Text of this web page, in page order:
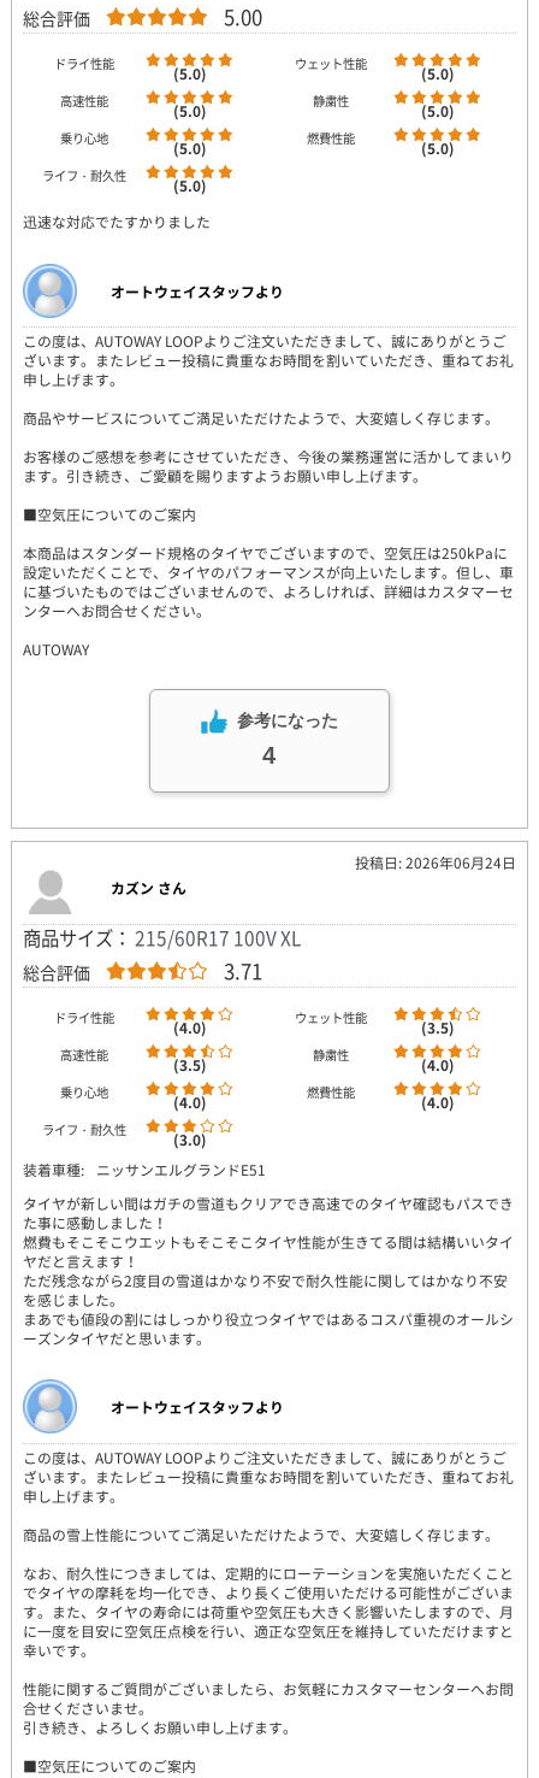
総合評価 5.00
ドライ性能 (5.0) ウェット性能 (5.0)
高速性能 (5.0) 静粛性 (5.0)
乗り心地 (5.0) 燃費性能 (5.0)
ライフ・耐久性
(5.0)
迅速な対応でたすかりました
オートウェイスタッフより
この度は、AUTOWAY LOOPよりご注文いただきまして、誠にありがとうご
ざいます。またレビュー投稿に貴重なお時間を割いていただき、重ねてお礼
申し上げます。
商品やサービスについてご満足いただけたようで、大変嬉しく存じます。
お客様のご感想を参考にさせていただき、今後の業務運営に活かしてまいり
ます。引き続き、ご愛顧を賜りますようお願い申し上げます。
■空気圧についてのご案内
本商品はスタンダード規格のタイヤでございますので、空気圧は250kPaに
設定いただくことで、タイヤのパフォーマンスが向上いたします。但し、車
に基づいたものではございませんので、よろしければ、詳細はカスタマーセ
ンターへお問合せください。
AUTOWAY
参考になった
4
投稿日: 2026年06月24日
カズン さん
商品サイズ： 215/60R17 100V XL
総合評価 3.71
ドライ性能 (4.0) ウェット性能 (3.5)
高速性能 (3.5) 静粛性 (4.0)
乗り心地 (4.0) 燃費性能 (4.0)
ライフ・耐久性
(3.0)
装着車種:
ニッサンエルグランドE51
タイヤが新しい間はガチの雪道もクリアでき高速でのタイヤ確認もパスでき
た事に感動しました！
燃費もそこそこウエットもそこそこタイヤ性能が生きてる間は結構いいタイ
ヤだと言えます！
ただ残念ながら2度目の雪道はかなり不安で耐久性能に関してはかなり不安
を感じました。
まあでも値段の割にはしっかり役立つタイヤではあるコスパ重視のオールシ
ーズンタイヤだと思います。
オートウェイスタッフより
この度は、AUTOWAY LOOPよりご注文いただきまして、誠にありがとうご
ざいます。またレビュー投稿に貴重なお時間を割いていただき、重ねてお礼
申し上げます。
商品の雪上性能についてご満足いただけたようで、大変嬉しく存じます。
なお、耐久性につきましては、定期的にローテーションを実施いただくこと
でタイヤの摩耗を均一化でき、より長くご使用いただける可能性がございま
す。また、タイヤの寿命には荷重や空気圧も大きく影響いたしますので、月
に一度を目安に空気圧点検を行い、適正な空気圧を維持していただけますと
幸いです。
性能に関するご質問がございましたら、お気軽にカスタマーセンターへお問
合せくださいませ。
引き続き、よろしくお願い申し上げます。
■空気圧についてのご案内